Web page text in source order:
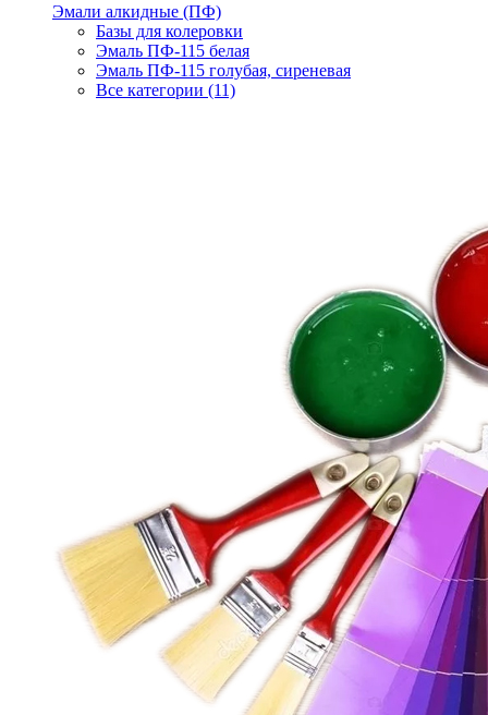
Эмали алкидные (ПФ)
Базы для колеровки
Эмаль ПФ-115 белая
Эмаль ПФ-115 голубая, сиреневая
Все категории (11)